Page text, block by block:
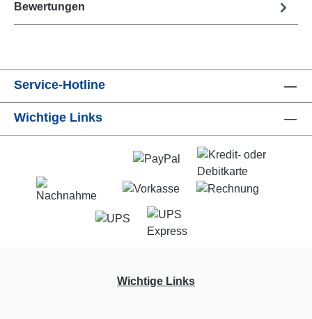
Bewertungen
Service-Hotline
Wichtige Links
Wichtige Links